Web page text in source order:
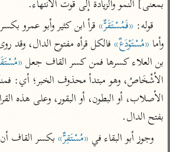
تفسير ابن القيم
تفسير ابن تيمية
عامّة
تفسير السمعاني
تفسير مكّي
محاسن التأويل
نظم الدرر للبقاعي
لغة وبلاغة
التحرير والتنوير
المحرر الوجيز لابن
عطية
البحر المحيط لأبي
حيان
بمعنى] النمو والزيادة إلى قوت الانتهاء.
قوله: «فَمُسْتَقَرٌّ»
وأما «مُسْتَوْدَعٌ»
بن العلاء كسرها فمن كسر القاف جعل
الأصلاب، أو البطون، أو البقور، وعلى هذه
بفتح الدال.
وجوز أبو البقاء في «مُسْتَقِرٌّ» بكسر القاف